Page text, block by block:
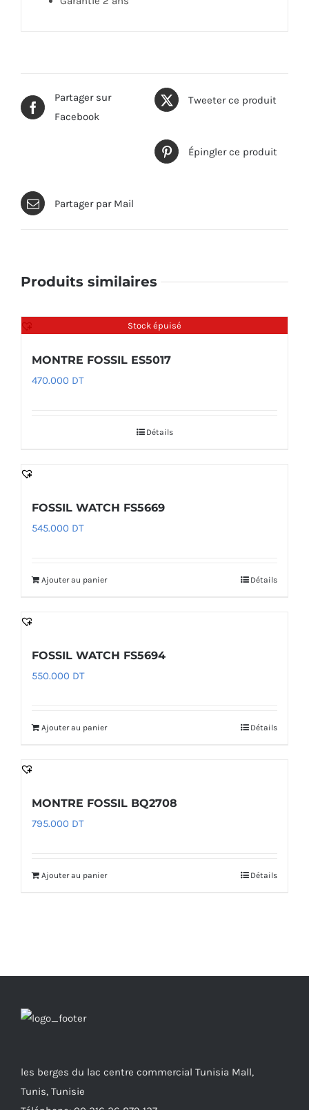
Partager sur
Facebook
Tweeter ce produit
Épingler ce produit
Partager par Mail
Produits similaires
Stock épuisé
MONTRE FOSSIL ES5017
470.000 DT
Détails
FOSSIL WATCH FS5669
545.000 DT
Ajouter au panier Détails
FOSSIL WATCH FS5694
550.000 DT
Ajouter au panier Détails
MONTRE FOSSIL BQ2708
795.000 DT
Ajouter au panier Détails
les berges du lac centre commercial Tunisia Mall,
Tunis, Tunisie